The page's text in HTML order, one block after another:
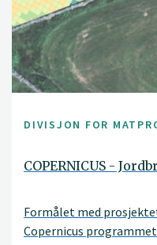
DIVISJON FOR
COPERNICUS -
Formålet med
Copernicus